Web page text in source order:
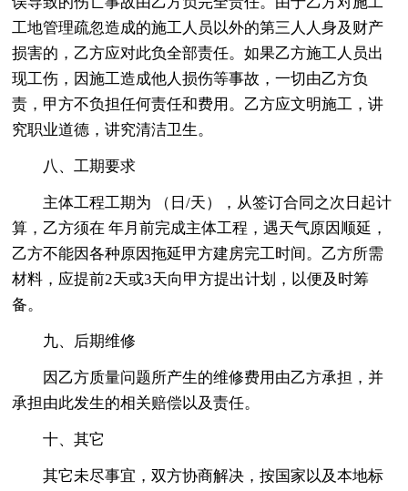
工地管理疏忽造成的施工人员以外的第三人人身及财产
损害的，乙方应对此负全部责任。如果乙方施工人员出
现工伤，因施工造成他人损伤等事故，一切由乙方负
责，甲方不负担任何责任和费用。乙方应文明施工，讲
究职业道德，讲究清洁卫生。
八、工期要求
主体工程工期为 （日/天），从签订合同之次日起计
算，乙方须在 年月前完成主体工程，遇天气原因顺延，
乙方不能因各种原因拖延甲方建房完工时间。乙方所需
材料，应提前2天或3天向甲方提出计划，以便及时筹
备。
九、后期维修
因乙方质量问题所产生的维修费用由乙方承担，并
承担由此发生的相关赔偿以及责任。
十、其它
其它未尽事宜，双方协商解决，按国家以及本地标